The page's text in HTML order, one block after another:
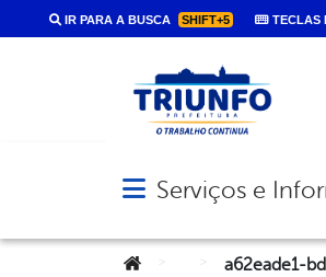
IR PARA A BUSCA SHIFT+5 TECLAS
Abrir menu principal de
Serviços e
Você está aqui:a62eade1-